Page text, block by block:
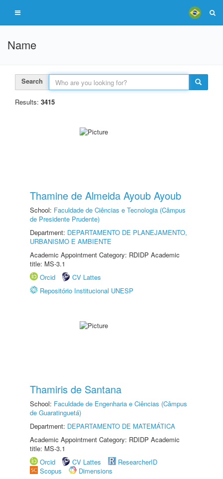
Name
Search
Results: 3415
Thamine de Almeida Ayoub Ayoub
School: Faculdade de Ciências e Tecnologia (Câmpus
de Presidente Prudente)
Department: DEPARTAMENTO DE PLANEJAMENTO,
URBANISMO E AMBIENTE
Academic Appointment Category: RDIDP Academic
title: MS-3.1
Orcid
CV Lattes
Repositório Institucional UNESP
Thamiris de Santana
School: Faculdade de Engenharia e Ciências (Câmpus
de Guaratinguetá)
Department: DEPARTAMENTO DE MATEMÁTICA
Academic Appointment Category: RDIDP Academic
title: MS-3.1
Orcid
CV Lattes
ResearcherID
Scopus
Dimensions